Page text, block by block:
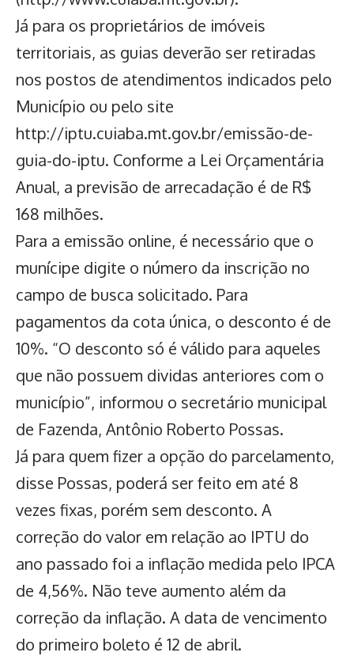
Já para os proprietários de imóveis
territoriais, as guias deverão ser retiradas
nos postos de atendimentos indicados pelo
Município ou pelo site
http://iptu.cuiaba.mt.gov.br/emissão-de-
guia-do-iptu. Conforme a Lei Orçamentária
Anual, a previsão de arrecadação é de R$
168 milhões.
Para a emissão online, é necessário que o
munícipe digite o número da inscrição no
campo de busca solicitado. Para
pagamentos da cota única, o desconto é de
10%. “O desconto só é válido para aqueles
que não possuem dividas anteriores com o
município”, informou o secretário municipal
de Fazenda, Antônio Roberto Possas.
Já para quem fizer a opção do parcelamento,
disse Possas, poderá ser feito em até 8
vezes fixas, porém sem desconto. A
correção do valor em relação ao IPTU do
ano passado foi a inflação medida pelo IPCA
de 4,56%. Não teve aumento além da
correção da inflação. A data de vencimento
do primeiro boleto é 12 de abril.